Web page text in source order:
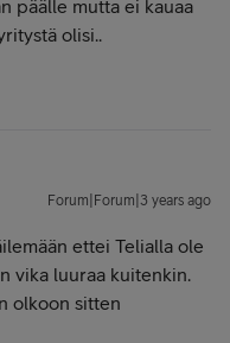
päälle mutta ei kauaa
olisi..
Forum|Forum|3 years ago
ettei Telialla ole
vika luuraa kuitenkin.
olkoon sitten